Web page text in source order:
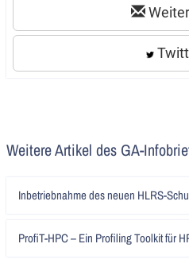
Weitere Artikel des GA-
Inbetriebnahme des neuen HLRS-
ProfiT-HPC – Ein Profiling Toolkit für